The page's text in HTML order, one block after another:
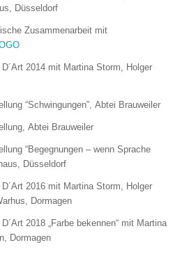
Düsseldorf
Zusammenarbeit mit
2014 mit Martina Storm, Holger
“Schwingungen”, Abtei Brauweiler
Abtei Brauweiler
“Begegnungen – wenn Sprache
Düsseldorf
2016 mit Martina Storm, Holger
Dormagen
2018 „Farbe bekennen“ mit Martina
Dormagen